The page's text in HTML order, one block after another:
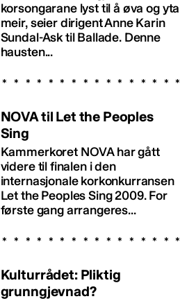
korsongarane lyst til å øva og yta
meir, seier dirigent Anne Karin
Sundal-Ask til Ballade. Denne
hausten...
NOVA til Let the Peoples
Sing
Kammerkoret NOVA har gått
videre til finalen i den
internasjonale korkonkurransen
Let the Peoples Sing 2009. For
første gang arrangeres...
Kulturrådet: Pliktig
grunngjevnad?